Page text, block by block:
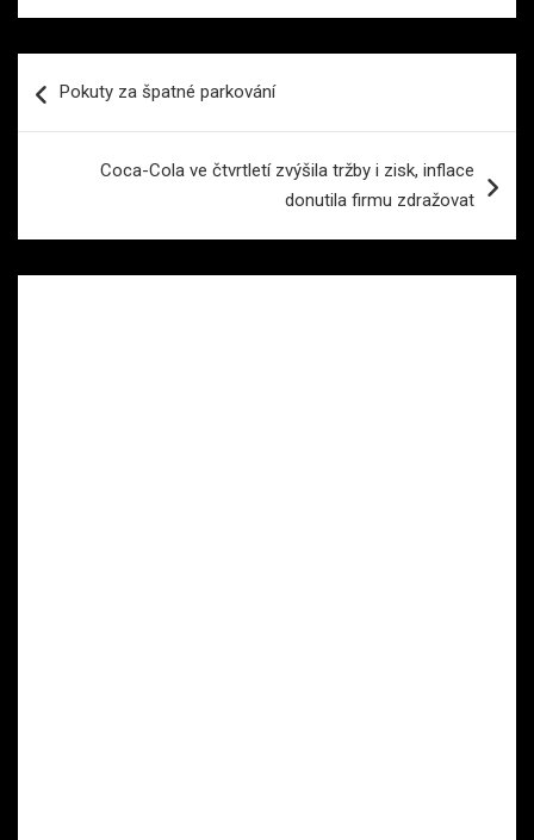
proPokuty za špatné parkování
Coca-Cola ve čtvrtletí zvýšila tržby i zisk, inflace
donutila firmu zdražovat